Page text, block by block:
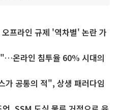
프라인 규제 '역차별' 논란 가
온라인 침투율 60% 시대의
가 공통의 적", 상생 패러다임